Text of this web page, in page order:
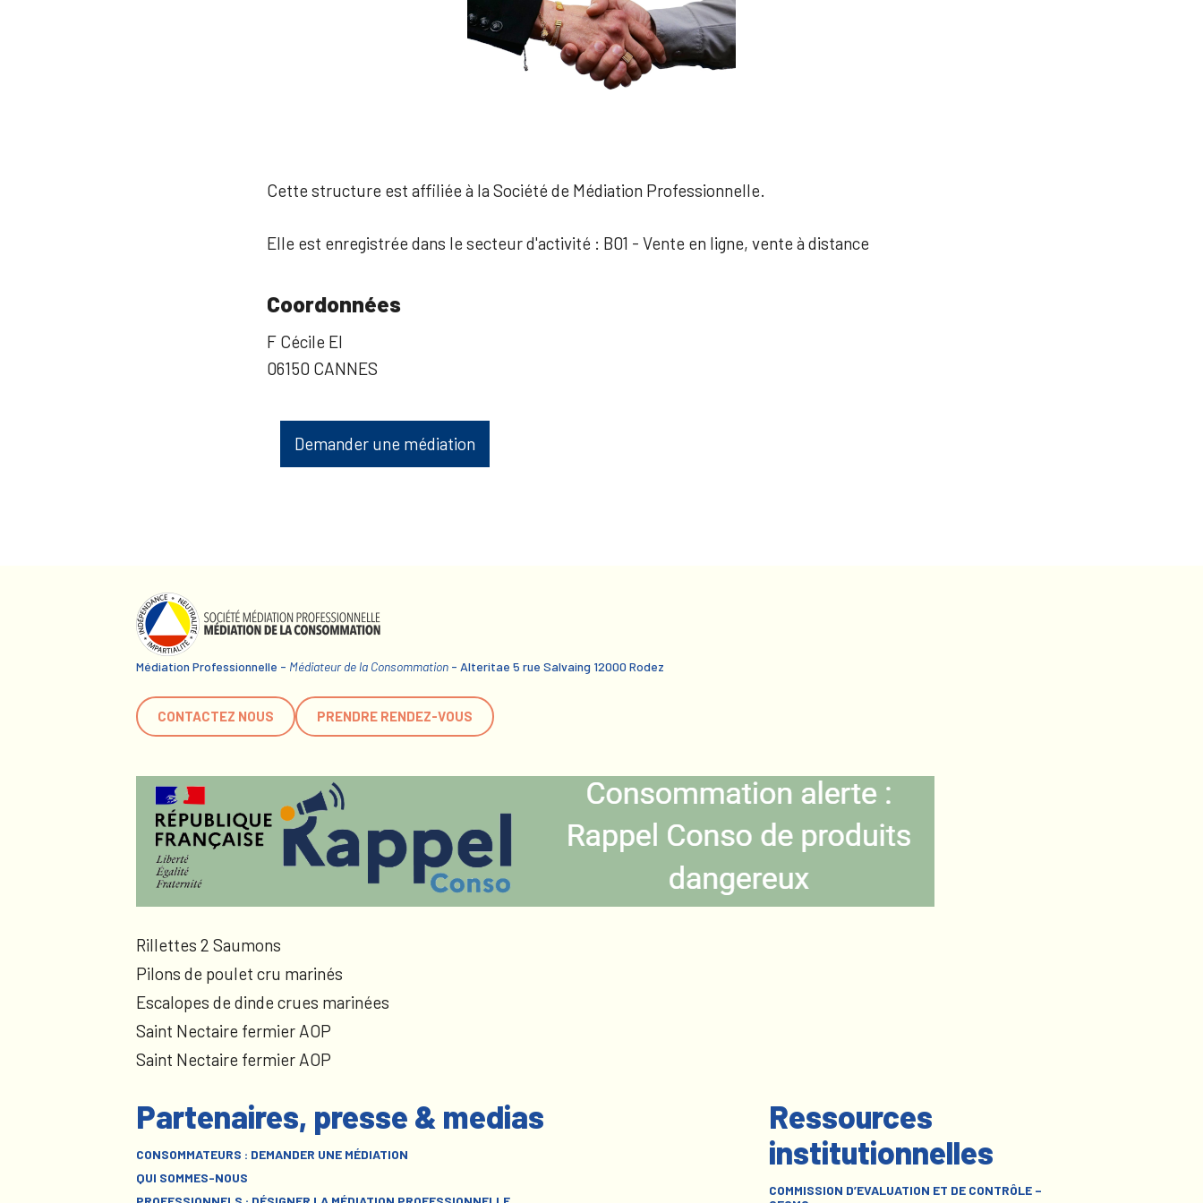
Cette structure est affiliée à la Société de Médiation Professionnelle.
Elle est enregistrée dans le secteur d'activité : B01 - Vente en ligne, vente à distance
Coordonnées
F Cécile EI
06150 CANNES
Demander une médiation
Médiation Professionnelle - Médiateur de la Consommation - Alteritae 5 rue Salvaing 12000 Rodez
CONTACTEZ NOUS PRENDRE RENDEZ-VOUS
Rillettes 2 Saumons
Pilons de poulet cru marinés
Escalopes de dinde crues marinées
Saint Nectaire fermier AOP
Saint Nectaire fermier AOP
Partenaires, presse & medias
CONSOMMATEURS : DEMANDER UNE MÉDIATION
QUI SOMMES-NOUS
Ressources
institutionnelles
COMMISSION D’EVALUATION ET DE CONTRÔLE –